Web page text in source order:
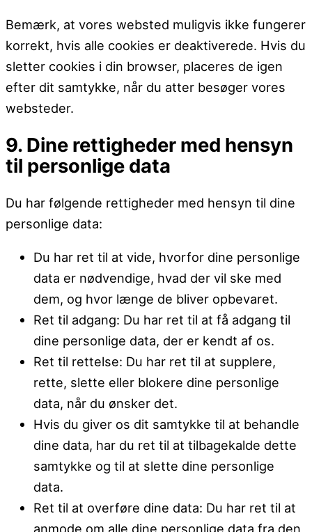
Bemærk, at vores websted muligvis ikke fungerer
korrekt, hvis alle cookies er deaktiverede. Hvis du
sletter cookies i din browser, placeres de igen
efter dit samtykke, når du atter besøger vores
websteder.
9. Dine rettigheder med hensyn
til personlige data
Du har følgende rettigheder med hensyn til dine
personlige data:
Du har ret til at vide, hvorfor dine personlige
data er nødvendige, hvad der vil ske med
dem, og hvor længe de bliver opbevaret.
Ret til adgang: Du har ret til at få adgang til
dine personlige data, der er kendt af os.
Ret til rettelse: Du har ret til at supplere,
rette, slette eller blokere dine personlige
data, når du ønsker det.
Hvis du giver os dit samtykke til at behandle
dine data, har du ret til at tilbagekalde dette
samtykke og til at slette dine personlige
data.
Ret til at overføre dine data: Du har ret til at
anmode om alle dine personlige data fra den